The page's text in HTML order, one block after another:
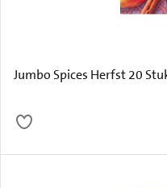
Jumbo Spices Herfst 20